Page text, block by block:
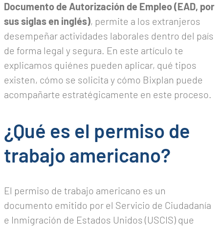
Documento de Autorización de Empleo (EAD, por
sus siglas en inglés), permite a los extranjeros
desempeñar actividades laborales dentro del país
de forma legal y segura. En este artículo te
explicamos quiénes pueden aplicar, qué tipos
existen, cómo se solicita y cómo Bixplan puede
acompañarte estratégicamente en este proceso.
¿Qué es el permiso de
trabajo americano?
El permiso de trabajo americano es un
documento emitido por el Servicio de Ciudadanía
e Inmigración de Estados Unidos (USCIS) que